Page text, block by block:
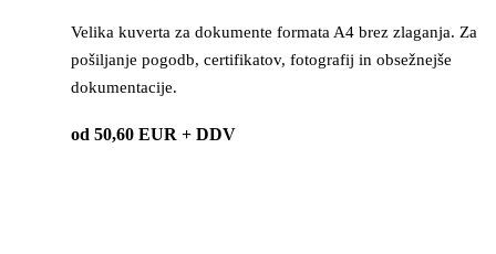
Velika kuverta za dokumente formata A4 brez zlaganja. Za
pošiljanje pogodb, certifikatov, fotografij in obsežnejše
dokumentacije.
od 50,60 EUR + DDV